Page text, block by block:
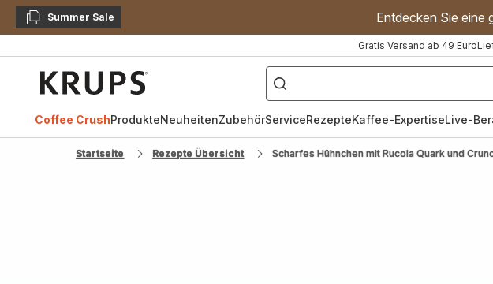
KopierenSummer Sale Entdecken Sie eine
Gratis Versand ab 49 Euro
["Kaffeevollautomat","Handmixer","Waffeleisen"]
Coffee CrushProdukteNeuheitenZubehörServiceRezepteKaffee-ExpertiseLive-
Startseite Rezepte Übersicht Scharfes Hühnchen mit Rucola Quark und